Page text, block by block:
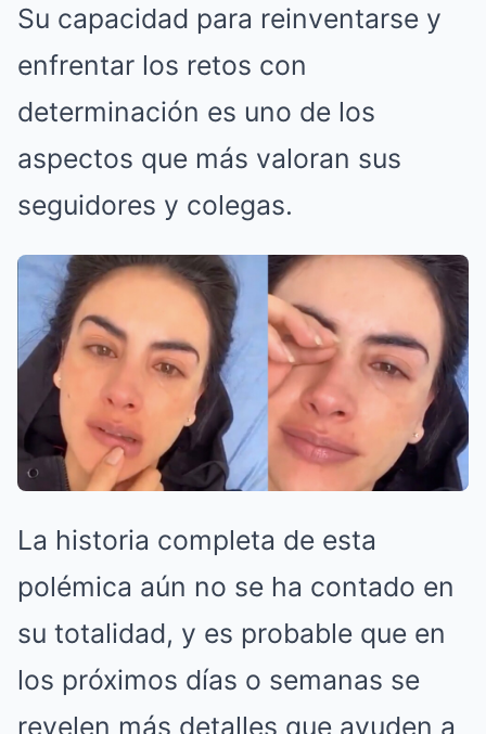
Su capacidad para reinventarse y
enfrentar los retos con
determinación es uno de los
aspectos que más valoran sus
seguidores y colegas.
La historia completa de esta
polémica aún no se ha contado en
su totalidad, y es probable que en
los próximos días o semanas se
revelen más detalles que ayuden a